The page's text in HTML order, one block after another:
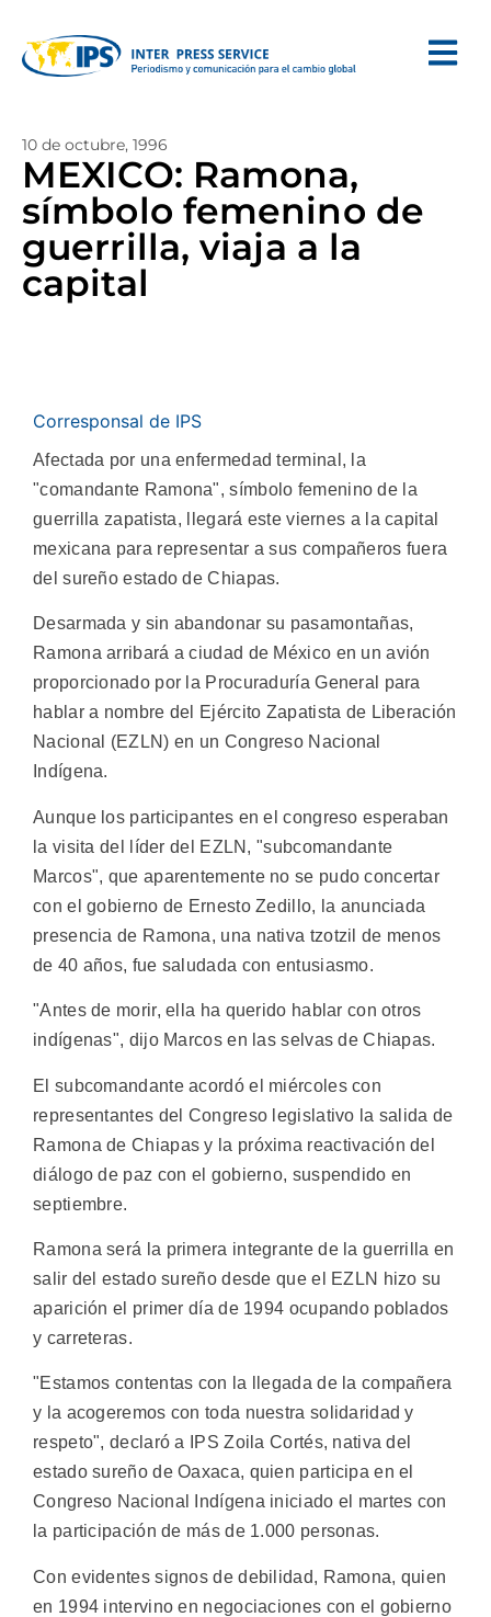
10 de octubre, 1996
MEXICO: Ramona,
símbolo femenino de
guerrilla, viaja a la
capital
Corresponsal de IPS
Afectada por una enfermedad terminal, la
"comandante Ramona", símbolo femenino de la
guerrilla zapatista, llegará este viernes a la capital
mexicana para representar a sus compañeros fuera
del sureño estado de Chiapas.
Desarmada y sin abandonar su pasamontañas,
Ramona arribará a ciudad de México en un avión
proporcionado por la Procuraduría General para
hablar a nombre del Ejército Zapatista de Liberación
Nacional (EZLN) en un Congreso Nacional
Indígena.
Aunque los participantes en el congreso esperaban
la visita del líder del EZLN, "subcomandante
Marcos", que aparentemente no se pudo concertar
con el gobierno de Ernesto Zedillo, la anunciada
presencia de Ramona, una nativa tzotzil de menos
de 40 años, fue saludada con entusiasmo.
"Antes de morir, ella ha querido hablar con otros
indígenas", dijo Marcos en las selvas de Chiapas.
El subcomandante acordó el miércoles con
representantes del Congreso legislativo la salida de
Ramona de Chiapas y la próxima reactivación del
diálogo de paz con el gobierno, suspendido en
septiembre.
Ramona será la primera integrante de la guerrilla en
salir del estado sureño desde que el EZLN hizo su
aparición el primer día de 1994 ocupando poblados
y carreteras.
"Estamos contentas con la llegada de la compañera
y la acogeremos con toda nuestra solidaridad y
respeto", declaró a IPS Zoila Cortés, nativa del
estado sureño de Oaxaca, quien participa en el
Congreso Nacional Indígena iniciado el martes con
la participación de más de 1.000 personas.
Con evidentes signos de debilidad, Ramona, quien
en 1994 intervino en negociaciones con el gobierno